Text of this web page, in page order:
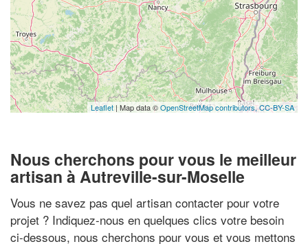
Leaflet | Map data ©OpenStreetMap contributors,CC-BY-SA
Nous cherchons pour vous le meilleur
artisan à Autreville-sur-Moselle
Vous ne savez pas quel artisan contacter pour votre
projet ? Indiquez-nous en quelques clics votre besoin
ci-dessous, nous cherchons pour vous et vous mettons